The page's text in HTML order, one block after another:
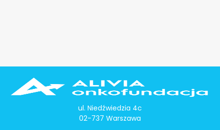
ul. Niedźwiedzia 4c
02-737 Warszawa